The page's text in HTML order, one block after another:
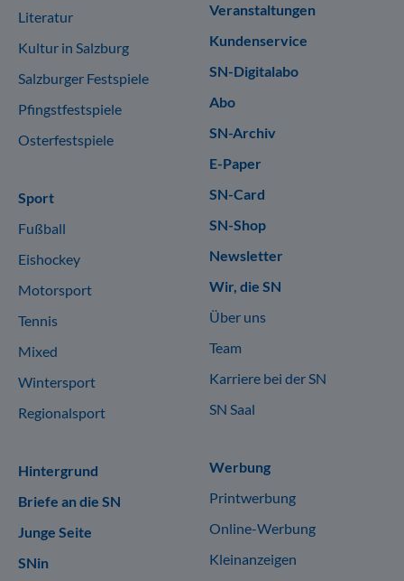
Literatur
Kultur in Salzburg
Salzburger Festspiele
Pfingstfestspiele
Osterfestspiele
Sport
Fußball
Eishockey
Motorsport
Tennis
Mixed
Wintersport
Regionalsport
Hintergrund
Briefe an die SN
Junge Seite
SNin
Veranstaltungen
Kundenservice
SN-Digitalabo
Abo
SN-Archiv
E-Paper
SN-Card
SN-Shop
Newsletter
Wir, die SN
Über uns
Team
Karriere bei der SN
SN Saal
Werbung
Printwerbung
Online-Werbung
Kleinanzeigen